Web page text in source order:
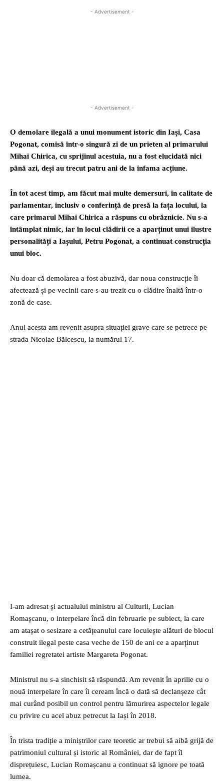
- Advertisement -
- Advertisement -
O demolare ilegală a unui monument istoric din Iași, Casa
Pogonat, comisă într-o singură zi de un prieten al primarului
Mihai Chirica, cu sprijinul acestuia, nu a fost elucidată nici
până azi, deși au trecut patru ani de la infama acțiune.
În tot acest timp, am făcut mai multe demersuri, în calitate de
parlamentar, inclusiv o conferință de presă la fața locului, la
care primarul Mihai Chirica a răspuns cu obrăznicie. Nu s-a
întâmplat nimic, iar în locul clădirii ce a aparținut unui ilustre
personalități a Iașului, Petru Pogonat, a continuat construcția
unui bloc.
Nu doar că demolarea a fost abuzivă, dar noua construcție îi
afectează și pe vecinii care s-au trezit cu o clădire înaltă într-o
zonă de case.
Anul acesta am revenit asupra situației grave care se petrece pe
strada Nicolae Bălcescu, la numărul 17.
I-am adresat și actualului ministru al Culturii, Lucian
Romașcanu, o interpelare încă din februarie pe subiect, la care
am atașat o sesizare a cetățeanului care locuiește alături de blocul
construit ilegal peste casa veche de 150 de ani ce a aparținut
familiei regretatei artiste Margareta Pogonat.
Ministrul nu s-a sinchisit să răspundă. Am revenit în aprilie cu o
nouă interpelare în care îi ceream încă o dată să declanșeze cât
mai curând posibil un control pentru lămurirea aspectelor legale
cu privire cu acel abuz petrecut la Iași în 2018.
În trista tradiție a miniștrilor care teoretic ar trebui să aibă grijă de
patrimoniul cultural și istoric al României, dar de fapt îl
disprețuiesc, Lucian Romașcanu a continuat să ignore pe toată
lumea.